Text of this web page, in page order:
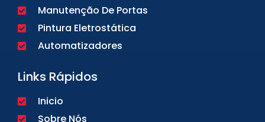
Manutenção De Portas
Pintura Eletrostática
Automatizadores
Links Rápidos
Inicio
Sobre Nós